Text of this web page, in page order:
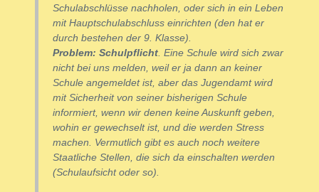
Schulabschlüsse nachholen, oder sich in ein Leben
mit Hauptschulabschluss einrichten (den hat er
durch bestehen der 9. Klasse).
Problem: Schulpflicht. Eine Schule wird sich zwar
nicht bei uns melden, weil er ja dann an keiner
Schule angemeldet ist, aber das Jugendamt wird
mit Sicherheit von seiner bisherigen Schule
informiert, wenn wir denen keine Auskunft geben,
wohin er gewechselt ist, und die werden Stress
machen. Vermutlich gibt es auch noch weitere
Staatliche Stellen, die sich da einschalten werden
(Schulaufsicht oder so).